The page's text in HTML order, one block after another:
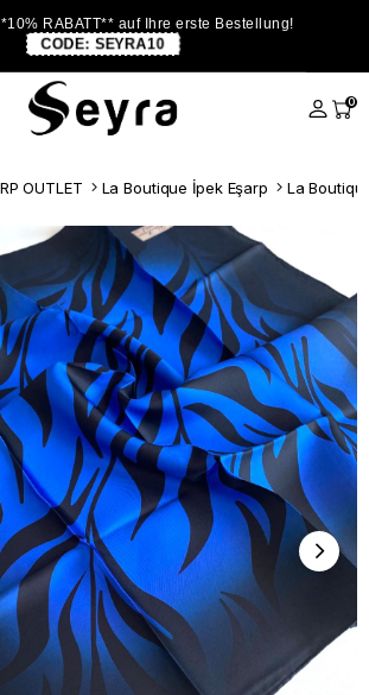
RABATT** auf Ihre erste Bestellung!
CODE: SEYRA10
0
OUTLET La Boutique İpek Eşarp